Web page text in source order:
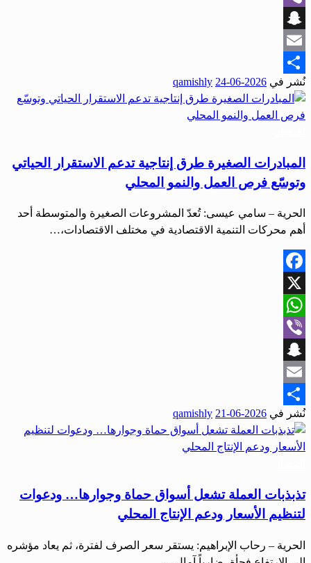
Viber
Snapchat
Email
Share
نُشر في 2026-06-24
qamishly
المبادرات الصغيرة طرق إنتاجية تدعم الاستقرار الحياتي
وتوسّع فرص العمل والنمو المحلي
الحرية – سامي عيسى: تُعدّ المشروعات الصغيرة والمتوسطة أحد
أهم محركات التنمية الاقتصادية في مختلف الاقتصادات،…
Facebook
X
WhatsApp
Viber
Snapchat
Email
Share
نُشر في 2026-06-21
qamishly
تذبذبات العملة تشعل أسواق حماة وجوارها… ودعوات
لتنظيم الأسعار ودعم الإنتاج المحلي
الحرية – رحاب الإبراهيم: يستقر سعر الصرف لفترة، ثم يعاد مؤشره